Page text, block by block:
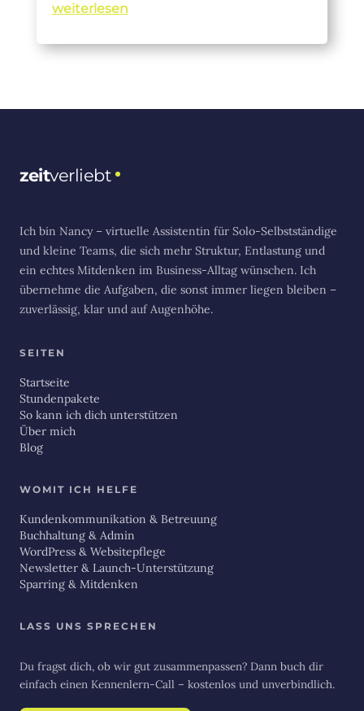
weiterlesen
zeitverliebt
Ich bin Nancy – virtuelle Assistentin für Solo-Selbstständige
und kleine Teams, die sich mehr Struktur, Entlastung und
ein echtes Mitdenken im Business-Alltag wünschen. Ich
übernehme die Aufgaben, die sonst immer liegen bleiben –
zuverlässig, klar und auf Augenhöhe.
SEITEN
Startseite
Stundenpakete
So kann ich dich unterstützen
Über mich
Blog
WOMIT ICH HELFE
Kundenkommunikation & Betreuung
Buchhaltung & Admin
WordPress & Websitepflege
Newsletter & Launch-Unterstützung
Sparring & Mitdenken
LASS UNS SPRECHEN
Du fragst dich, ob wir gut zusammenpassen? Dann buch dir
einfach einen Kennenlern-Call – kostenlos und unverbindlich.